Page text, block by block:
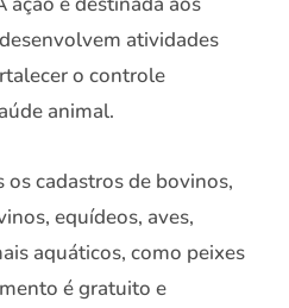
atividades
o controle
animal.
cadastros de bovinos,
equídeos, aves,
aquáticos, como peixes
é gratuito e